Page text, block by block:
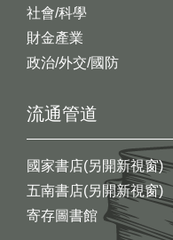
社會/科學
財金產業
政治/外交/國防
流通管道
國家書店(另開新視窗)
五南書店(另開新視窗)
寄存圖書館